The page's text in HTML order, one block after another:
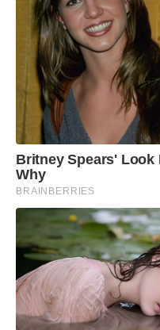
Britney Spears'
Why
BRAINBERRIES